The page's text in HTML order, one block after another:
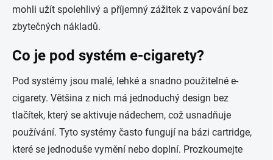
mohli užít spolehlivý a příjemný zážitek z vapování bez
zbytečných nákladů.
Co je pod systém e-cigarety?
Pod systémy jsou malé, lehké a snadno použitelné e-
cigarety. Většina z nich má jednoduchý design bez
tlačítek, který se aktivuje nádechem, což usnadňuje
používání. Tyto systémy často fungují na bázi cartridge,
které se jednoduše vymění nebo doplní. Prozkoumejte